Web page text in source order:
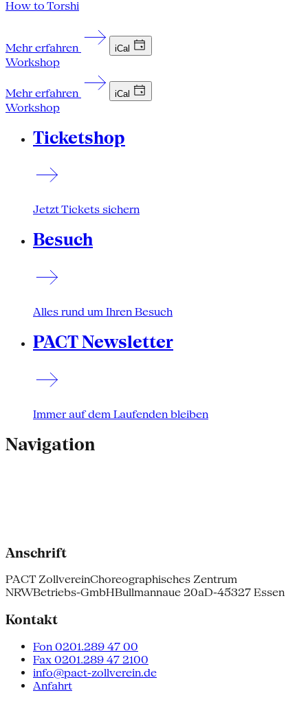
How to Torshi
Mehr erfahren iCal
Workshop
Mehr erfahren iCal
Workshop
Ticketshop
Jetzt Tickets sichern
Besuch
Alles rund um Ihren Besuch
PACT Newsletter
Immer auf dem Laufenden bleiben
Navigation
Anschrift
PACT ZollvereinChoreographisches Zentrum
NRWBetriebs-GmbHBullmannaue 20aD-45327 Essen
Kontakt
Fon 0201.289 47 00
Fax 0201.289 47 2100
info@pact-zollverein.de
Anfahrt